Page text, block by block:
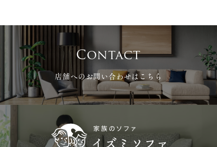
Contact
店舗へのお問い合わせはこちら